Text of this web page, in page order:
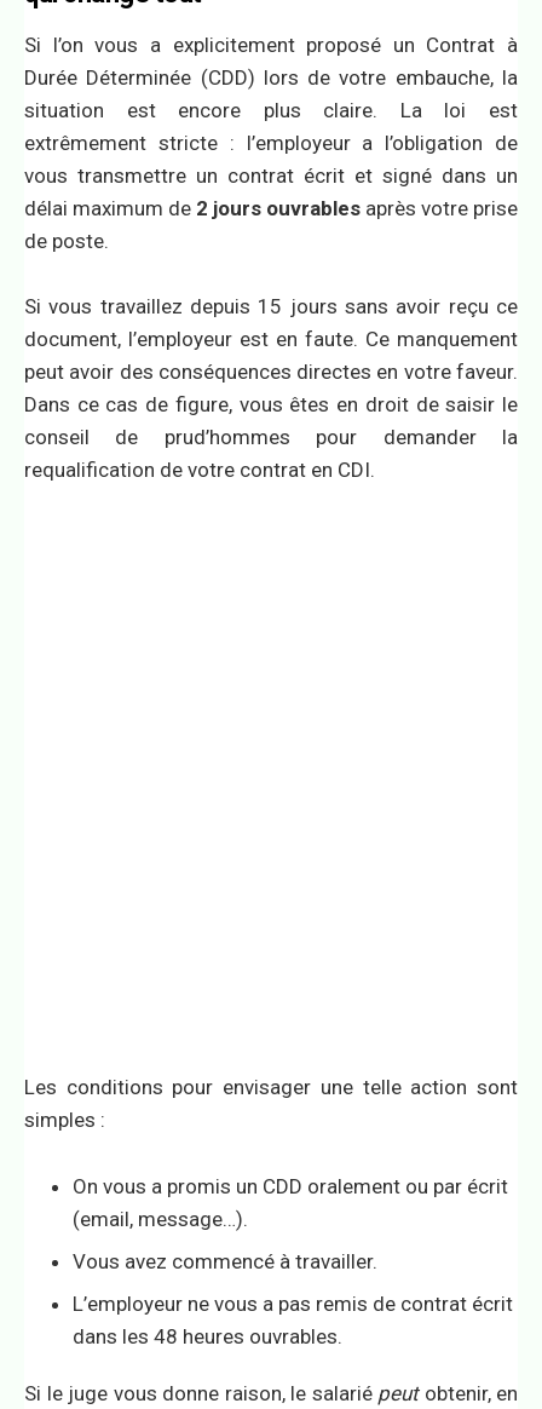
Si l’on vous a explicitement proposé un Contrat à
Durée Déterminée (CDD) lors de votre embauche, la
situation est encore plus claire. La loi est
extrêmement stricte : l’employeur a l’obligation de
vous transmettre un contrat écrit et signé dans un
délai maximum de 2 jours ouvrables après votre prise
de poste.
Si vous travaillez depuis 15 jours sans avoir reçu ce
document, l’employeur est en faute. Ce manquement
peut avoir des conséquences directes en votre faveur.
Dans ce cas de figure, vous êtes en droit de saisir le
conseil de prud’hommes pour demander la
requalification de votre contrat en CDI.
Les conditions pour envisager une telle action sont
simples :
On vous a promis un CDD oralement ou par écrit
(email, message…).
Vous avez commencé à travailler.
L’employeur ne vous a pas remis de contrat écrit
dans les 48 heures ouvrables.
Si le juge vous donne raison, le salarié peutobtenir, en